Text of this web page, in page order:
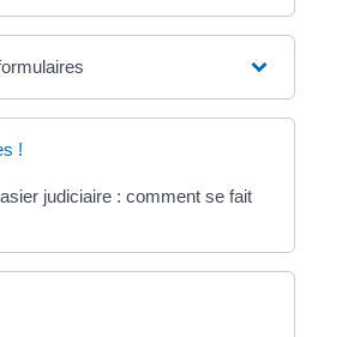
!
judiciaire : comment se fait